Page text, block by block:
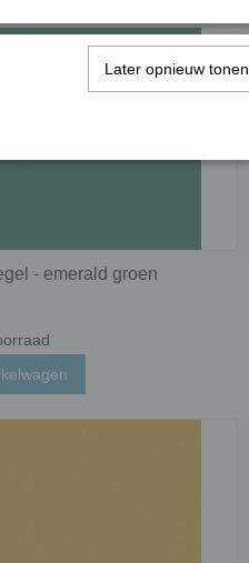
- emerald groen
Later opnieuw tonen